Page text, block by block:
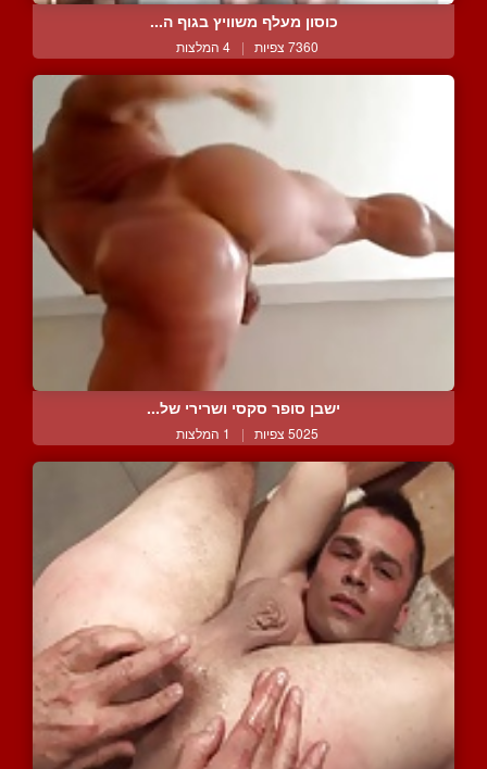
כוסון מעלף משוויץ בגוף ה...
7360 צפיות | 4 המלצות
ישבן סופר סקסי ושרירי של...
5025 צפיות | 1 המלצות